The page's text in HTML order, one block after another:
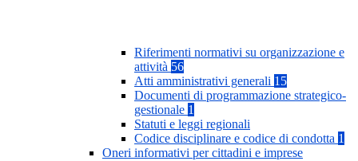
Riferimenti normativi su organizzazione e
attività 56
Atti amministrativi generali 15
Documenti di programmazione strategico-
gestionale 1
Statuti e leggi regionali
Codice disciplinare e codice di condotta 1
Oneri informativi per cittadini e imprese